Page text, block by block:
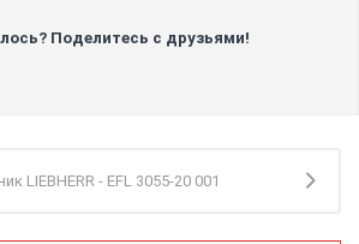
Поделитесь с друзьями!
LIEBHERR - EFL 3055-20 001